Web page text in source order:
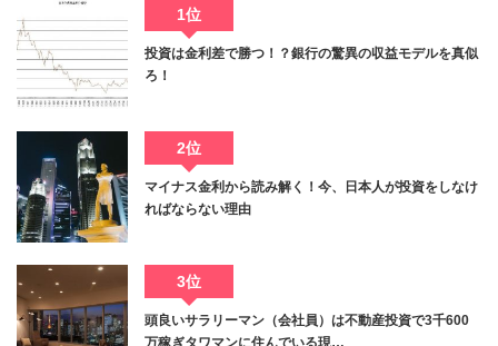
1位
投資は金利差で勝つ！？銀行の驚異の収益モデルを真似
ろ！
2位
マイナス金利から読み解く！今、日本人が投資をしなけ
ればならない理由
3位
頭良いサラリーマン（会社員）は不動産投資で3千600
万稼ぎタワマンに住んでいる現…